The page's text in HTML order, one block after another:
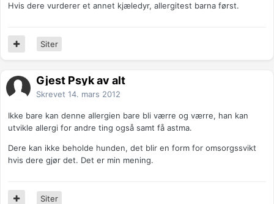
Hvis dere vurderer et annet kjæledyr, allergitest barna først.
Siter
Gjest Psyk av alt
Skrevet 14. mars 2012
Ikke bare kan denne allergien bare bli værre og værre, han kan
utvikle allergi for andre ting også samt få astma.
Dere kan ikke beholde hunden, det blir en form for omsorgssvikt
hvis dere gjør det. Det er min mening.
Siter